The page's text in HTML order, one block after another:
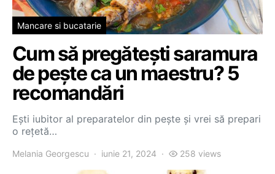
Mancare si bucatarie
Cum să pregătești saramura
de pește ca un maestru? 5
recomandări
Ești iubitor al preparatelor din pește și vrei să prepari
o rețetă…
Melania Georgescu iunie 21, 2024 258 views